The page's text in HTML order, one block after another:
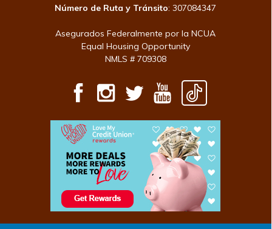
Número de Ruta y Tránsito: 307084347
Asegurados Federalmente por la NCUA
Equal Housing Opportunity
NMLS # 709308